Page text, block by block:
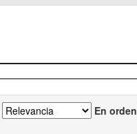
En orden